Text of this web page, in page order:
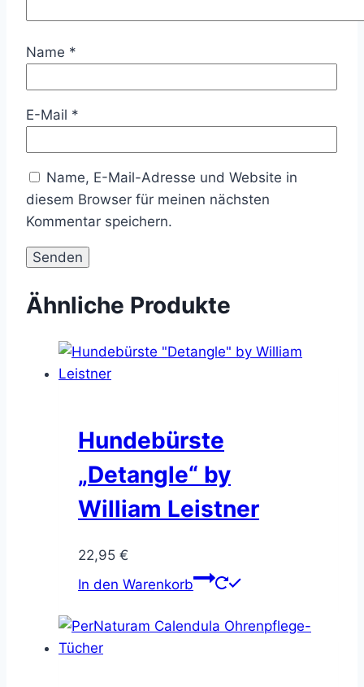
Name *
E-Mail *
Name, E-Mail-Adresse und Website in
diesem Browser für meinen nächsten
Kommentar speichern.
Ähnliche Produkte
Hundebürste
„Detangle“ by
William Leistner
22,95 €
In den Warenkorb